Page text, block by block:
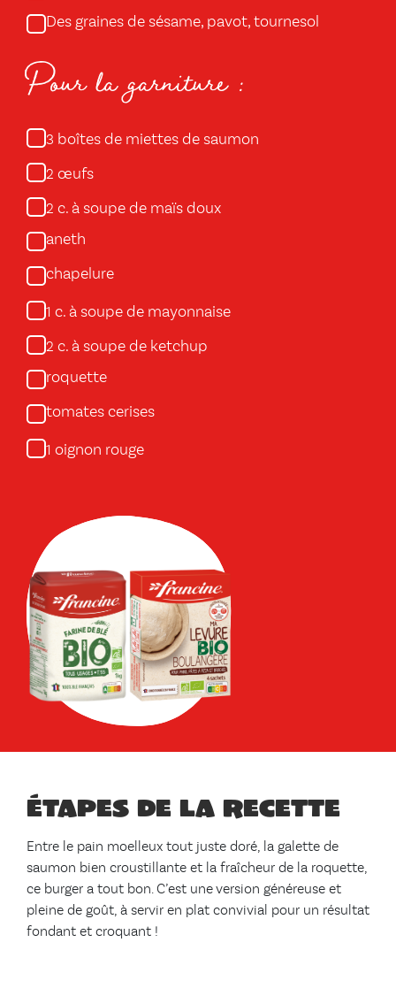
Des graines de sésame, pavot, tournesol
Pour la garniture :
3 boîtes de miettes de saumon
2 œufs
2 c. à soupe de maïs doux
aneth
chapelure
1 c. à soupe de mayonnaise
2 c. à soupe de ketchup
roquette
tomates cerises
1 oignon rouge
Étapes de la recette
Entre le pain moelleux tout juste doré, la galette de
saumon bien croustillante et la fraîcheur de la roquette,
ce burger a tout bon. C’est une version généreuse et
pleine de goût, à servir en plat convivial pour un résultat
fondant et croquant !